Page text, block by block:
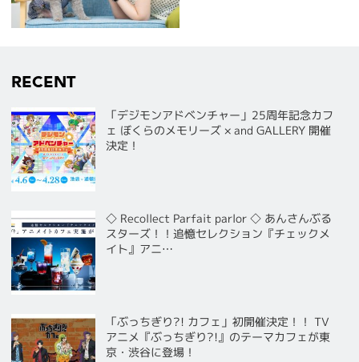
RECENT
「デジモンアドベンチャー」25周年記念カフ
ェ ぼくらのメモリーズ × and GALLERY 開催
決定！
◇ Recollect Parfait parlor ◇ あんさんぶる
スターズ！！追憶セレクション『チェックメ
イト』アニ…
「ぶっちぎり?! カフェ」初開催決定！！ TV
アニメ『ぶっちぎり?!』のテーマカフェが東
京・渋谷に登場！